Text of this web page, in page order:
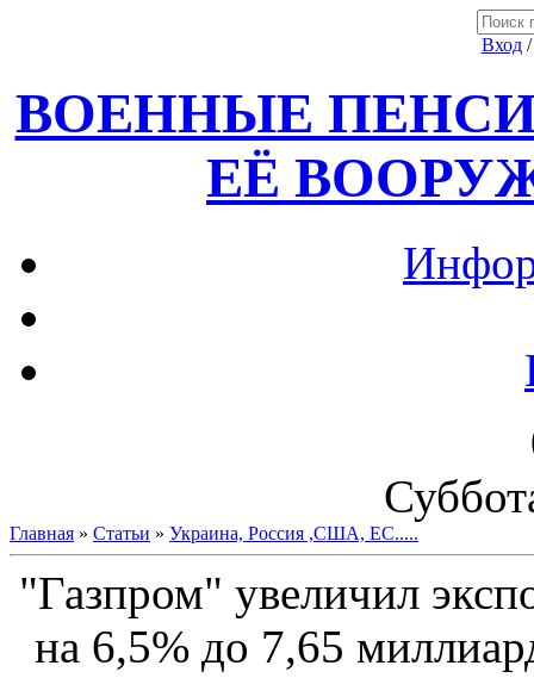
Вход
ВОЕННЫЕ
ЕЁ
Главная » Статьи » Украина, Россия ,США, ЕС.....
"Газпром" увеличил
на 6,5% до 7,65